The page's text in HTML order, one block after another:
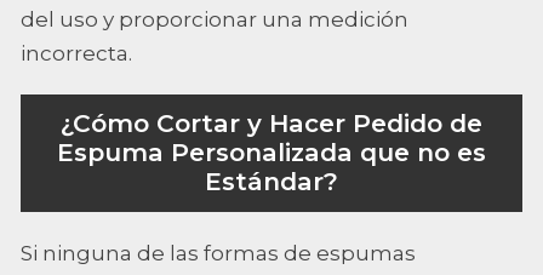
del uso y proporcionar una medición
incorrecta.
¿Cómo Cortar y Hacer Pedido de
Espuma Personalizada que no es
Estándar?
Si ninguna de las formas de espumas